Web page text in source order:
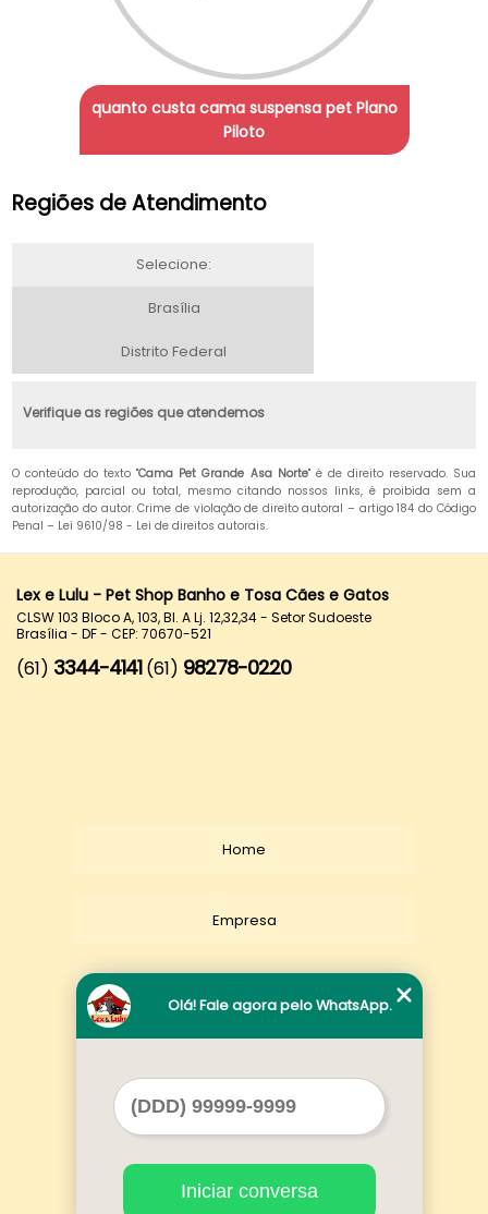
quanto custa cama suspensa pet Plano
Piloto
Regiões de Atendimento
Selecione:
Brasília
Distrito Federal
Verifique as regiões que atendemos
O conteúdo do texto "Cama Pet Grande Asa Norte" é de direito reservado. Sua
reprodução, parcial ou total, mesmo citando nossos links, é proibida sem a
autorização do autor. Crime de violação de direito autoral – artigo 184 do Código
Penal – Lei 9610/98 - Lei de direitos autorais.
Lex e Lulu - Pet Shop Banho e Tosa Cães e Gatos
CLSW 103 Bloco A, 103, Bl. A Lj. 12,32,34 - Setor Sudoeste
Brasília - DF - CEP: 70670-521
(61) 3344-4141 (61) 98278-0220
Home
Empresa
Contato
Mapa do site
Olá! Fale agora pelo WhatsApp.
Iniciar conversa